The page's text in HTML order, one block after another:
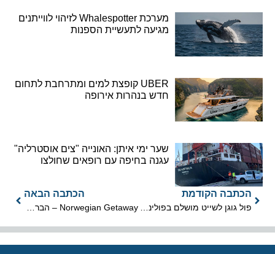
מערכת Whalespotter לזיהוי לווייתנים
מגיעה לתעשיית הספנות
UBER קופצת למים ומתרחבת לתחום
חדש בנהרות אירופה
שער ימי איתן: האונייה "צים אוסטרליה"
עגנה בחיפה עם רופאים שחולצו
הכתבה הקודמת
פול גוגן לשייט מושלם בפולינזים הצרפתיים
הכתבה הבאה
Norwegian Getaway – הבריחה אל החופש